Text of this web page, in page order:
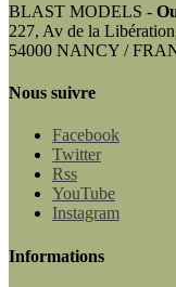
BLAST MODELS -
227, Av de la
54000 NANCY /
Nous suivre
Facebook
Twitter
Rss
YouTube
Instagram
Informations